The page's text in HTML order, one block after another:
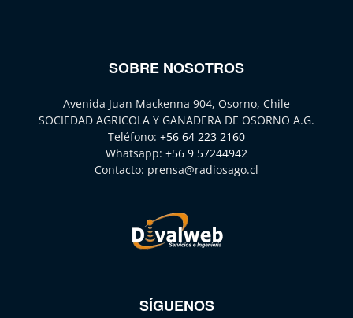
SOBRE NOSOTROS
Avenida Juan Mackenna 904, Osorno, Chile
SOCIEDAD AGRICOLA Y GANADERA DE OSORNO A.G.
Teléfono: +56 64 223 2160
Whatsapp: +56 9 57244942
Contacto: prensa@radiosago.cl
SÍGUENOS